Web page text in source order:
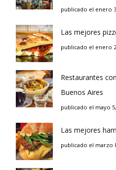
publicado el enero
Las mejores
publicado el enero
Restaurantes
Buenos Aires
publicado el mayo 5,
Las mejores
publicado el marzo